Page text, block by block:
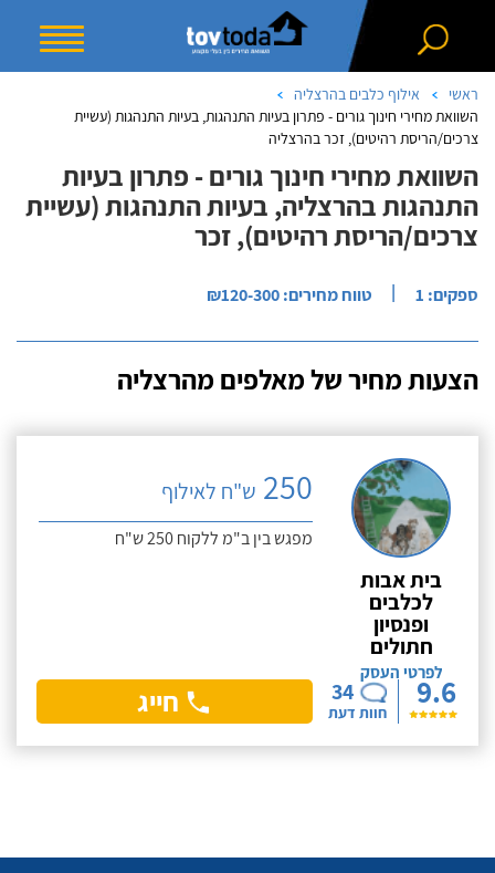
ראשי
אילוף כלבים בהרצליה
השוואת מחירי חינוך גורים - פתרון בעיות התנהגות, בעיות התנהגות (עשיית
צרכים/הריסת רהיטים), זכר בהרצליה
השוואת מחירי חינוך גורים - פתרון בעיות
התנהגות בהרצליה, בעיות התנהגות (עשיית
צרכים/הריסת רהיטים), זכר
ספקים: 1 | טווח מחירים: ₪120-300
הצעות מחיר של מאלפים מהרצליה
בית אבות
לכלבים
ופנסיון
חתולים
לפרטי העסק
9.6
34
חוות דעת
250 ש"ח לאילוף
מפגש בין ב"מ ללקוח 250 ש"ח
חייג